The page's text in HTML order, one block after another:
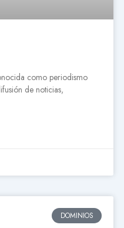
como periodismo
de noticias,
DOMINIOS